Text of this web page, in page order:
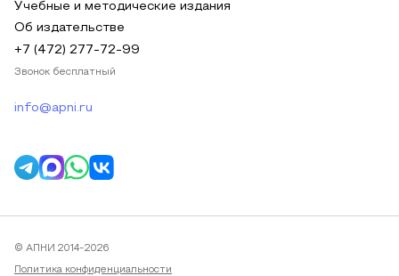
Учебные и методические издания
Об издательстве
+7 (472) 277-72-99
Звонок бесплатный
info@apni.ru
© АПНИ 2014-2026
Политика конфиденциальности